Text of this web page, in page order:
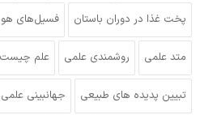
پخت غذا در دوران باستان فسیل‌های
متد علمی روشمندی علمی علم چیست
تبیین پدیده های طبیعی جهانبینی علمی